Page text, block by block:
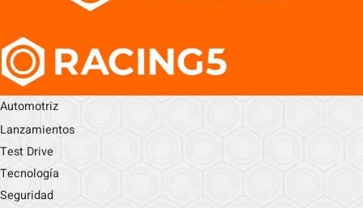
Automotriz
Lanzamientos
Test Drive
Tecnología
Seguridad